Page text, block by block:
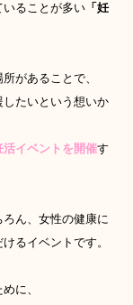
いることが多い 「妊
があることで、
たいという想いか
活イベントを開催す
ん、女性の健康に
るイベントです。
に、